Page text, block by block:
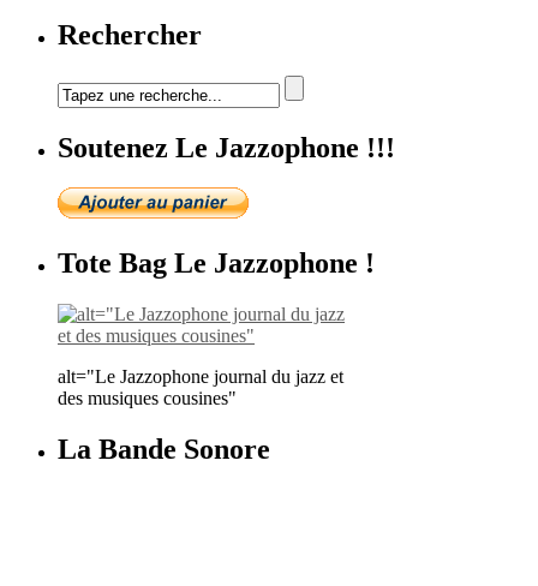
Rechercher
Soutenez Le Jazzophone !!!
Tote Bag Le Jazzophone !
alt="Le Jazzophone journal du jazz et
des musiques cousines"
La Bande Sonore